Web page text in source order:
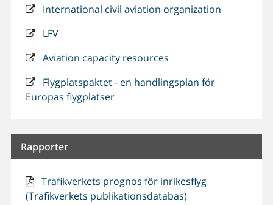
International civil aviation organization
LFV
Aviation capacity resources
Flygplatspaktet - en handlingsplan för
Europas flygplatser
Rapporter
Trafikverkets prognos för inrikesflyg
(Trafikverkets publikationsdatabas)